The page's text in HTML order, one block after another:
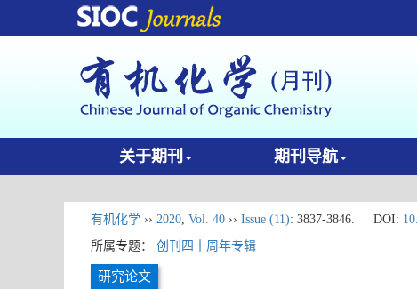
关于期刊 期刊导航
有机化学 ›› 2020, Vol. 40 ›› Issue (11): 3837-3846. DOI:
所属专题： 创刊四十周年专辑
研究论文